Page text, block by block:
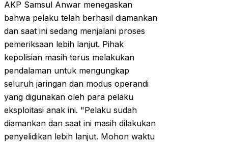
AKP Samsul Anwar menegaskan
bahwa pelaku telah berhasil diamankan
dan saat ini sedang menjalani proses
pemeriksaan lebih lanjut. Pihak
kepolisian masih terus melakukan
pendalaman untuk mengungkap
seluruh jaringan dan modus operandi
yang digunakan oleh para pelaku
eksploitasi anak ini. "Pelaku sudah
diamankan dan saat ini masih dilakukan
penyelidikan lebih lanjut. Mohon waktu